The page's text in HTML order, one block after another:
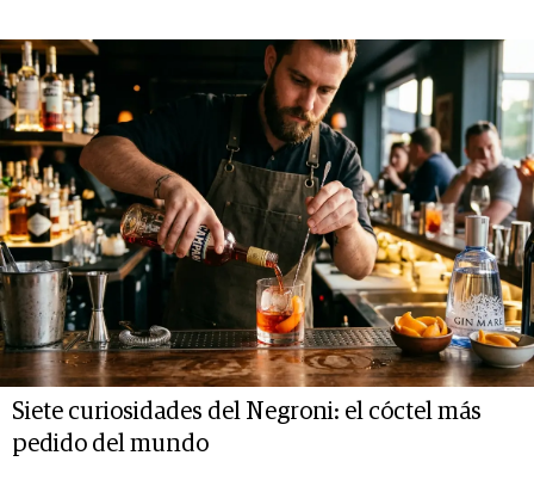
Siete curiosidades del Negroni: el cóctel más
pedido del mundo